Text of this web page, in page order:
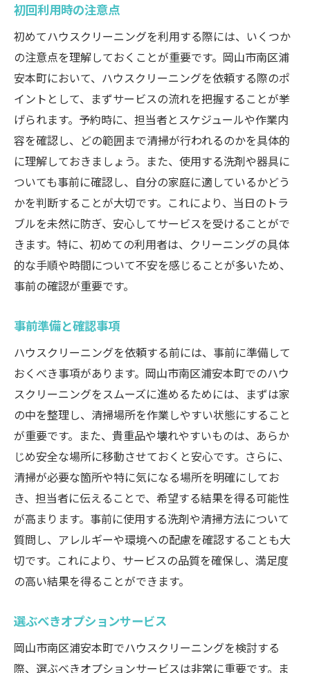
初回利用時の注意点
初めてハウスクリーニングを利用する際には、いくつか
の注意点を理解しておくことが重要です。岡山市南区浦
安本町において、ハウスクリーニングを依頼する際のポ
イントとして、まずサービスの流れを把握することが挙
げられます。予約時に、担当者とスケジュールや作業内
容を確認し、どの範囲まで清掃が行われるのかを具体的
に理解しておきましょう。また、使用する洗剤や器具に
ついても事前に確認し、自分の家庭に適しているかどう
かを判断することが大切です。これにより、当日のトラ
ブルを未然に防ぎ、安心してサービスを受けることがで
きます。特に、初めての利用者は、クリーニングの具体
的な手順や時間について不安を感じることが多いため、
事前の確認が重要です。
事前準備と確認事項
ハウスクリーニングを依頼する前には、事前に準備して
おくべき事項があります。岡山市南区浦安本町でのハウ
スクリーニングをスムーズに進めるためには、まずは家
の中を整理し、清掃場所を作業しやすい状態にすること
が重要です。また、貴重品や壊れやすいものは、あらか
じめ安全な場所に移動させておくと安心です。さらに、
清掃が必要な箇所や特に気になる場所を明確にしてお
き、担当者に伝えることで、希望する結果を得る可能性
が高まります。事前に使用する洗剤や清掃方法について
質問し、アレルギーや環境への配慮を確認することも大
切です。これにより、サービスの品質を確保し、満足度
の高い結果を得ることができます。
選ぶべきオプションサービス
岡山市南区浦安本町でハウスクリーニングを検討する
際、選ぶべきオプションサービスは非常に重要です。ま